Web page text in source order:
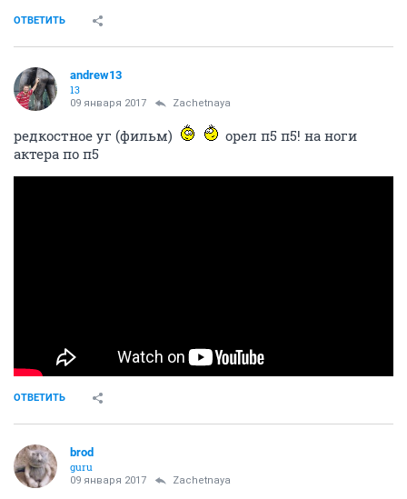
ОТВЕТИТЬ
andrew13
13
09 января 2017 Zachetnaya
редкостное уг (фильм)
орел п5 п5! на ноги
актера по п5
ОТВЕТИТЬ
brod
guru
09 января 2017 Zachetnaya